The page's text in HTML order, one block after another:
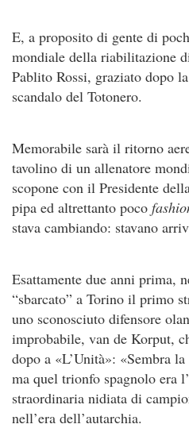
E, a proposito di gente di
mondiale della riabilitazione
Pablito Rossi, graziato dopo
scandalo del Totonero.
Memorabile sarà il ritorno
tavolino di un allenatore
scopone con il Presidente
pipa ed altrettanto poco
stava cambiando: stavano
Esattamente due anni prima,
“sbarcato” a Torino il primo
uno sconosciuto difensore
improbabile, van de Korput,
dopo a «L’Unità»: «Sembra la
ma quel trionfo spagnolo era
straordinaria nidiata di
nell’era dell’autarchia.